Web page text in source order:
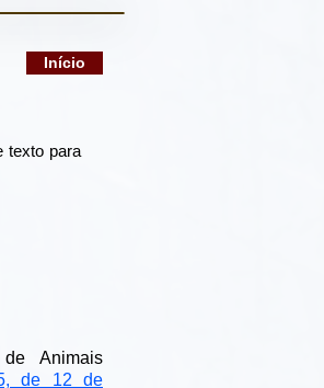
Início
texto para
Animais
de 12 de